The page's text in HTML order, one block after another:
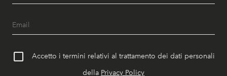
Accetto i termini relativi al trattamento dei dati personali
della Privacy Policy